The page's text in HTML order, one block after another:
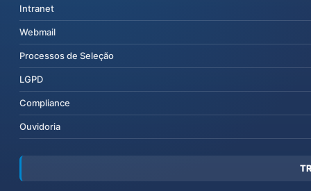
Intranet
Webmail
Processos de Seleção
LGPD
Compliance
Ouvidoria